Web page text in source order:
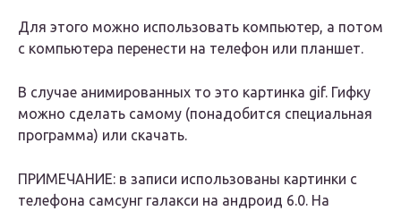
Для этого можно использовать компьютер, а потом
с компьютера перенести на телефон или планшет.
В случае анимированных то это картинка gif. Гифку
можно сделать самому (понадобится специальная
программа) или скачать.
ПРИМЕЧАНИЕ: в записи использованы картинки с
телефона самсунг галакси на андроид 6.0. На